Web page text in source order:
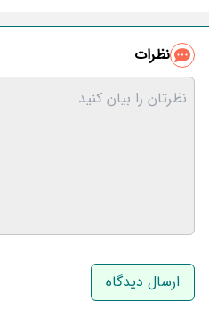
نظرات
نام و نام خانوادگی